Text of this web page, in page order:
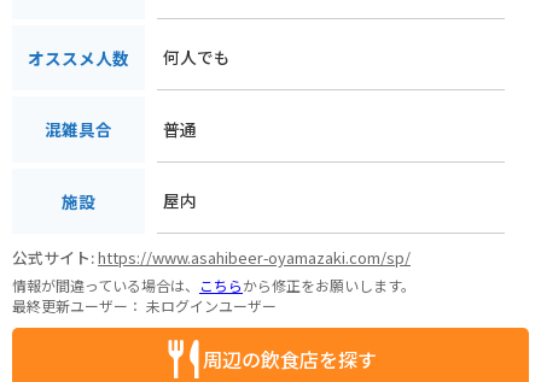
オススメ人数 何人でも
混雑具合 普通
施設 屋内
公式サイト:https://www.asahibeer-oyamazaki.com/sp/
情報が間違っている場合は、 こちらから修正をお願いします。
最終更新ユーザー： 未ログインユーザー
周辺の飲食店を探す